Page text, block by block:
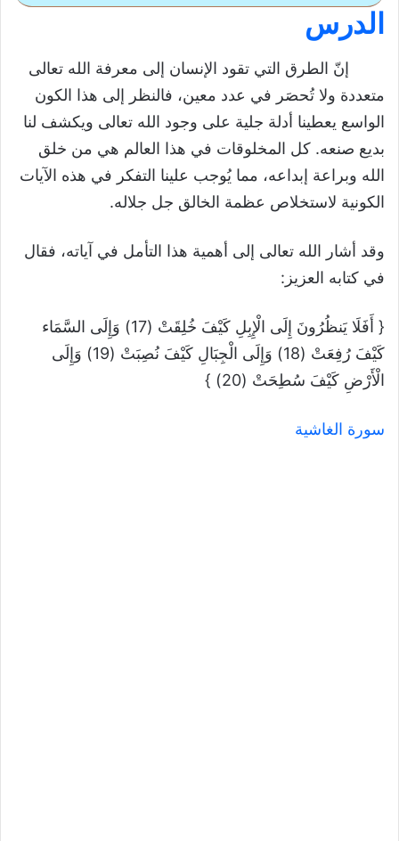
اعرف الله من خلال خلقه
الدرس
خلاصة
تحميل درس أعرف الله من خلال خلقه
الدرس
إنّ الطرق التي تقود الإنسان إلى معرفة الله تعالى
متعددة ولا تُحصَر في عدد معين، فالنظر إلى هذا الكون
الواسع يعطينا أدلة جلية على وجود الله تعالى ويكشف لنا
بديع صنعه. كل المخلوقات في هذا العالم هي من خلق
الله وبراعة إبداعه، مما يُوجب علينا التفكر في هذه الآيات
الكونية لاستخلاص عظمة الخالق جل جلاله.
وقد أشار الله تعالى إلى أهمية هذا التأمل في آياته، فقال
في كتابه العزيز:
{ أَفَلَا يَنظُرُونَ إِلَى الْإِبِلِ كَيْفَ خُلِقَتْ (17) وَإِلَى السَّمَاء
كَيْفَ رُفِعَتْ (18) وَإِلَى الْجِبَالِ كَيْفَ نُصِبَتْ (19) وَإِلَى
الْأَرْضِ كَيْفَ سُطِحَتْ (20) }
سورة الغاشية